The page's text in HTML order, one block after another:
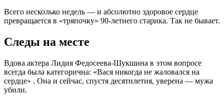
Всего несколько недель — и абсолютно здоровое сердце
превращается в «тряпочку» 90-летнего старика. Так не бывает.
Следы на месте
Вдова актера Лидия Федосеева-Шукшина в этом вопросе
всегда была категорична: «Вася никогда не жаловался на
сердце» . Она и сейчас, спустя десятилетия, уверена — мужа
убили.